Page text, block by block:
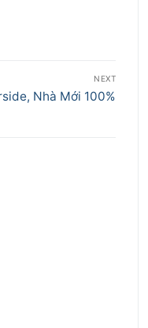
NEXT
Nhà Mới 100%